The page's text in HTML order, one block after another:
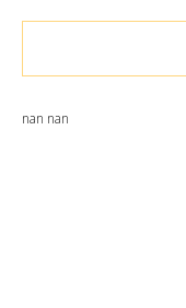
nan nan